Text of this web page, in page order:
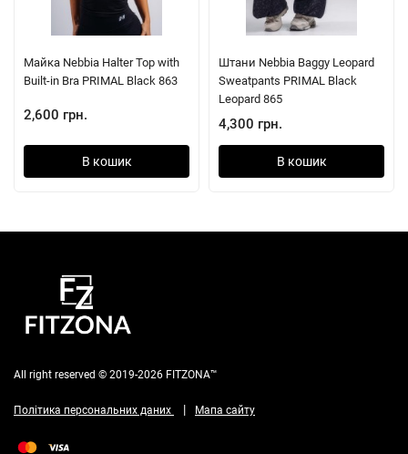
Майка Nebbia Halter Top with
Built-in Bra PRIMAL Black 863
2,600 грн.
В кошик
Штани Nebbia Baggy Leopard
Sweatpants PRIMAL Black
Leopard 865
4,300 грн.
В кошик
All right reserved © 2019-2026 FITZONA™
Політика персональних даних | Мапа сайту